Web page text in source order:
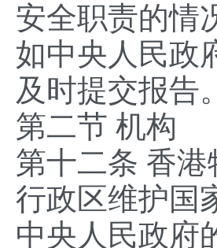
安全职责的情
如中央人民政
及时提交报告。
第二节 机构
第十二条 香
行政区维护国
中央人民政府